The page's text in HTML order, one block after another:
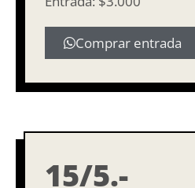
Comprar entrada
15/5.-